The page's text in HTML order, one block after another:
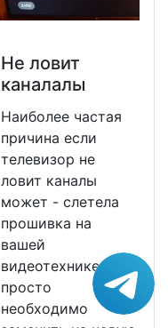
Не ловит
каналалы
Наиболее частая
причина если
телевизор не
ловит каналы
может - слетела
прошивка на
вашей
видеотехнике и ее
просто
необходимо